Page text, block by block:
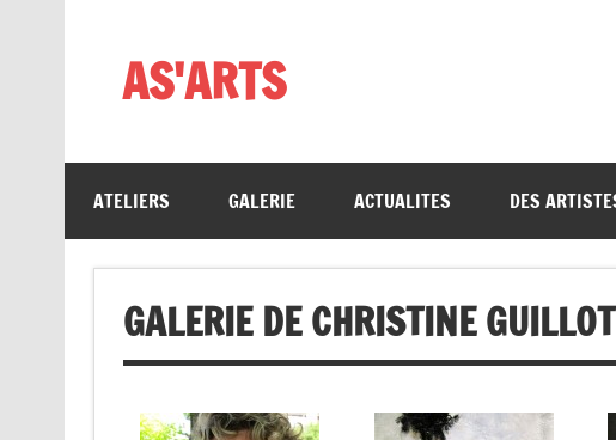
AS'ARTS
ATELIERS GALERIE ACTUALITES DES
GALERIE DE CHRISTINE GUILLOT